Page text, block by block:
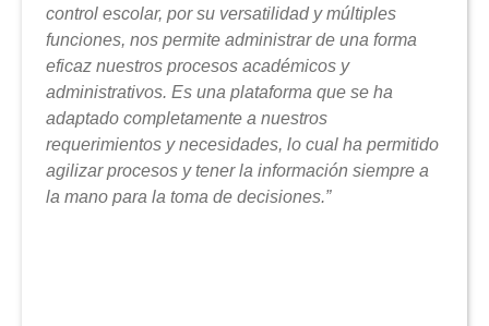
control escolar, por su versatilidad y múltiples
funciones, nos permite administrar de una forma
eficaz nuestros procesos académicos y
administrativos. Es una plataforma que se ha
adaptado completamente a nuestros
requerimientos y necesidades, lo cual ha permitido
agilizar procesos y tener la información siempre a
la mano para la toma de decisiones.”